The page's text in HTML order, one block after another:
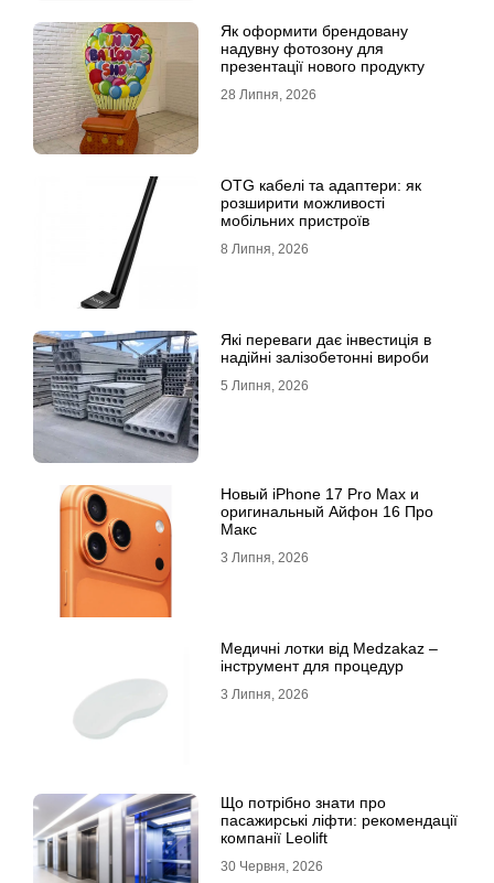
Як оформити брендовану
надувну фотозону для
презентації нового продукту
28 Липня, 2026
OTG кабелі та адаптери: як
розширити можливості
мобільних пристроїв
8 Липня, 2026
Які переваги дає інвестиція в
надійні залізобетонні вироби
5 Липня, 2026
Новый iPhone 17 Pro Max и
оригинальный Айфон 16 Про
Макс
3 Липня, 2026
Медичні лотки від Medzakaz –
інструмент для процедур
3 Липня, 2026
Що потрібно знати про
пасажирські ліфти: рекомендації
компанії Leolift
30 Червня, 2026